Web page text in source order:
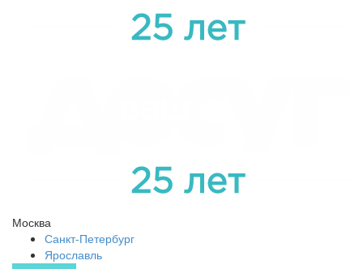
Москва
Санкт-Петербург
Ярославль